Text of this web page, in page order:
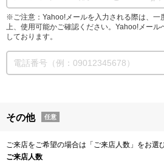
※ご注意：Yahoo!メールを入力される際は、一
上、使用可能かご確認ください。Yahoo!メー
しております。
その他 任意
ご来店をご希望の場合は「ご来店人数」をお選
ご来店人数